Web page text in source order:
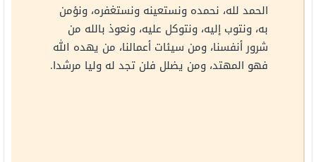
الحمد لله، نحمده ونستعينه ونستغفره، ونؤمن
به، ونتوب إليه، ونتوكل عليه، ونعوذ بالله من
شرور أنفسنا، ومن سيئات أعمالنا، من يهده الله
فهو المهتد، ومن يضلل فلن تجد له وليا مرشدا.